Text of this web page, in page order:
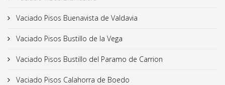
Vaciado Pisos Buenavista de Valdavia
Vaciado Pisos Bustillo de la Vega
Vaciado Pisos Bustillo del Paramo de Carrion
Vaciado Pisos Calahorra de Boedo